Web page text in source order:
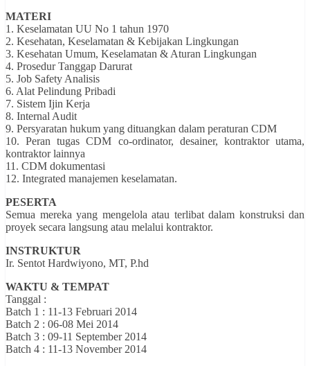
MATERI
1. Keselamatan UU No 1 tahun 1970
2. Kesehatan, Keselamatan & Kebijakan Lingkungan
3. Kesehatan Umum, Keselamatan & Aturan Lingkungan
4. Prosedur Tanggap Darurat
5. Job Safety Analisis
6. Alat Pelindung Pribadi
7. Sistem Ijin Kerja
8. Internal Audit
9. Persyaratan hukum yang dituangkan dalam peraturan CDM
10. Peran tugas CDM co-ordinator, desainer, kontraktor utama,
kontraktor lainnya
11. CDM dokumentasi
12. Integrated manajemen keselamatan.
PESERTA
Semua mereka yang mengelola atau terlibat dalam konstruksi dan
proyek secara langsung atau melalui kontraktor.
INSTRUKTUR
Ir. Sentot Hardwiyono, MT, P.hd
WAKTU & TEMPAT
Tanggal :
Batch 1 : 11-13 Februari 2014
Batch 2 : 06-08 Mei 2014
Batch 3 : 09-11 September 2014
Batch 4 : 11-13 November 2014